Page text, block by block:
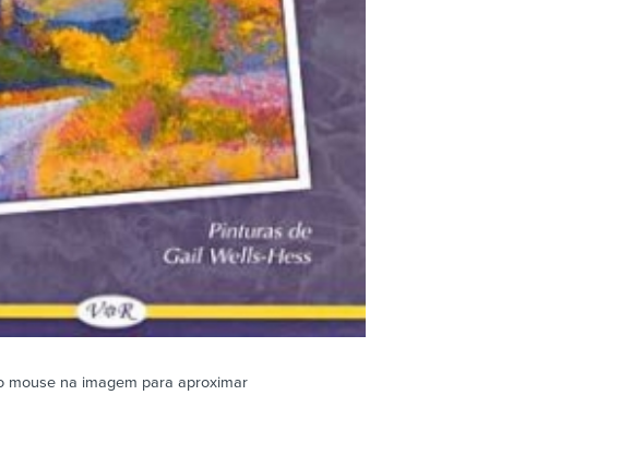
mouse na imagem para aproximar